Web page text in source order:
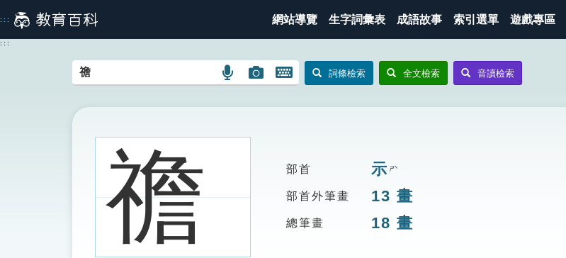
到
主
::: 網站導覽 生字詞彙表 成語故事 索引選單 遊戲專區
:::
語
搜
圖
圖
搜
開
鍵
詞條檢索 全文檢索 音讀檢索
䄡 部首 示 ㄕˋ
部首外筆畫 13 畫
總筆畫 18 畫